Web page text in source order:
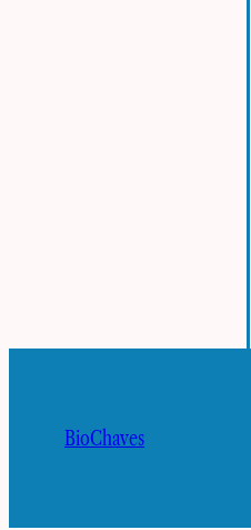
BioChaves